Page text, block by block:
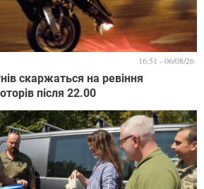
скаржаться на ревіння
після 22.00
16:51 - 06/08/26